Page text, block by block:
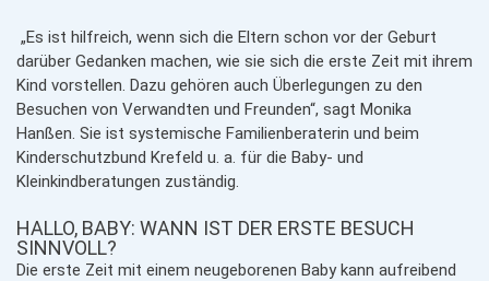
„Es ist hilfreich, wenn sich die Eltern schon vor der Geburt
darüber Gedanken machen, wie sie sich die erste Zeit mit ihrem
Kind vorstellen. Dazu gehören auch Überlegungen zu den
Besuchen von Verwandten und Freunden“, sagt Monika
Hanßen. Sie ist systemische Familienberaterin und beim
Kinderschutzbund Krefeld u. a. für die Baby- und
Kleinkindberatungen zuständig.
HALLO, BABY: WANN IST DER ERSTE BESUCH
SINNVOLL?
Die erste Zeit mit einem neugeborenen Baby kann aufreibend